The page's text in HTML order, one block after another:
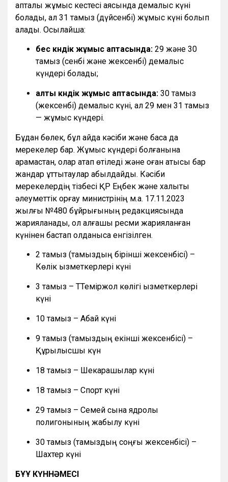
апталық жұмыс кестесі аясында демалыс күні
болады, ал 31 тамыз (дүйсенбі) жұмыс күні болып
қалады. Осылайша:
бес күндік жұмыс аптасында: 29 және 30
тамыз (сенбі және жексенбі) демалыс
күндері болады;
алты күндік жұмыс аптасында: 30 тамыз
(жексенбі) демалыс күні, ал 29 мен 31 тамыз
— жұмыс күндері.
Бұдан бөлек, бұл айда кәсіби және басқа да
мерекелер бар. Жұмыс күндері болғанына
қарамастан, олар атап өтіледі және оған қатысы бар
жандар құттықтаулар қабылдайды. Кәсіби
мерекелердің тізбесі ҚР Еңбек және халықты
әлеуметтік қорғау министрінің м.а. 17.11.2023
жылғы №480 бұйрығының редакциясында
жарияланады, ол алғашқы ресми жарияланған
күнінен бастап қолданысқа енгізілген.
2 тамыз (тамыздың бірінші жексенбісі) –
Көлік қызметкерлері күні
3 тамыз – ТТеміржол көлігі қызметкерлері
күні
10 тамыз – Абай күні
9 тамыз (тамыздың екінші жексенбісі) –
Құрылысшы күн
18 тамыз – Шекарашылар күні
18 тамыз – Спорт күні
29 тамыз – Семей сынақ ядролық
полигонының жабылу күні
30 тамыз (тамыздың соңғы жексенбісі) –
Шахтер күні
БҰҰ КҮННӘМЕСІ